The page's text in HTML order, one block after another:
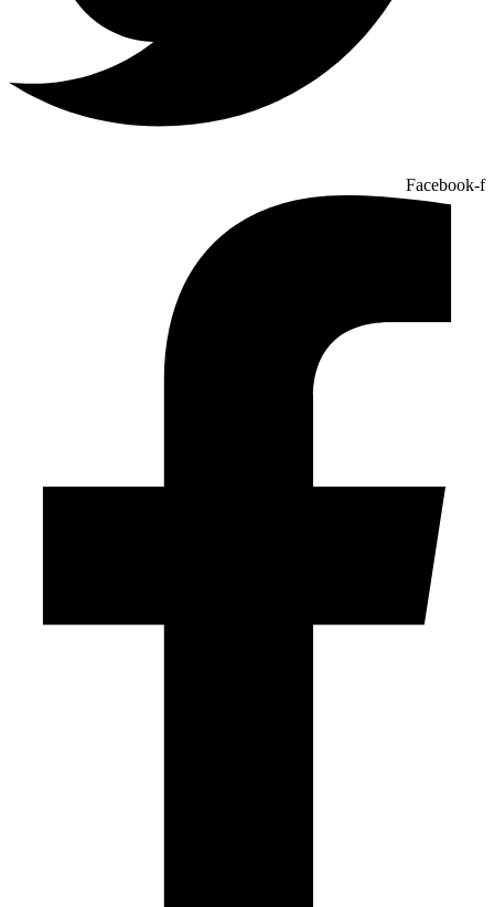
Facebook-f